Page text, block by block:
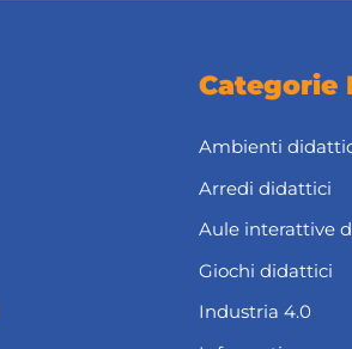
Categorie
Ambienti
Arredi didattici
Aule interattive
Giochi didattici
Industria 4.0